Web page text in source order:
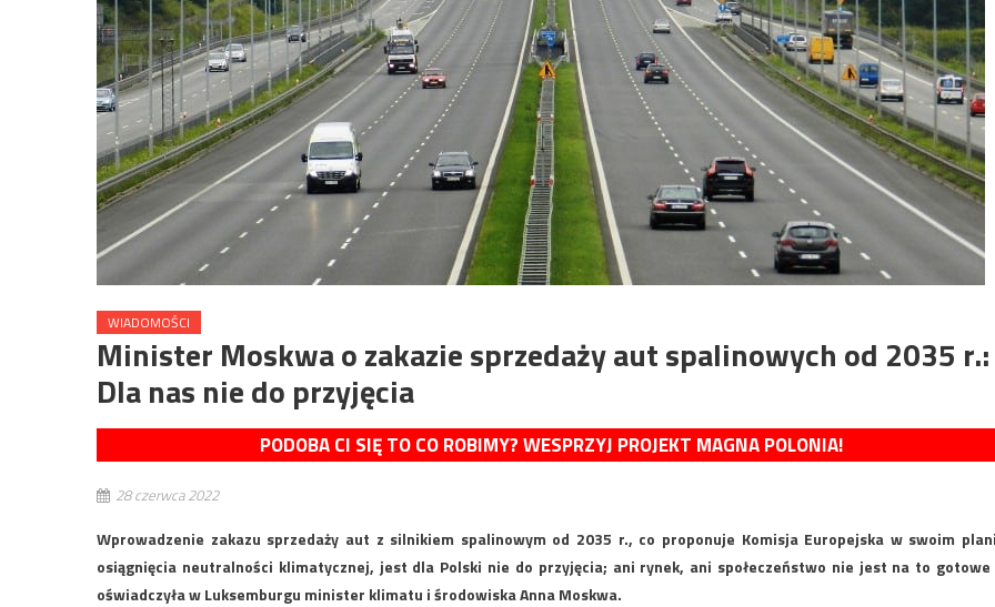
WIADOMOŚCI
Minister Moskwa o zakazie sprzedaży aut spalinowych od 2035 r.:
Dla nas nie do przyjęcia
PODOBA CI SIĘ TO CO ROBIMY? WESPRZYJ PROJEKT MAGNA POLONIA!
28 czerwca 2022
Wprowadzenie zakazu sprzedaży aut z silnikiem spalinowym od 2035 r., co proponuje Komisja Europejska w swoim
osiągnięcia neutralności klimatycznej, jest dla Polski nie do przyjęcia; ani rynek, ani społeczeństwo nie jest na to gotowe
oświadczyła w Luksemburgu minister klimatu i środowiska Anna Moskwa.